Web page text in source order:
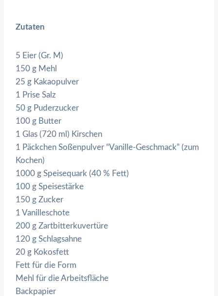
Zutaten
5 Eier (Gr. M)
150 g Mehl
25 g Kakaopulver
1 Prise Salz
50 g Puderzucker
100 g Butter
1 Glas (720 ml) Kirschen
1 Päckchen Soßenpulver “Vanille-Geschmack” (zum
Kochen)
1000 g Speisequark (40 % Fett)
100 g Speisestärke
150 g Zucker
1 Vanilleschote
200 g Zartbitterkuvertüre
120 g Schlagsahne
20 g Kokosfett
Fett für die Form
Mehl für die Arbeitsfläche
Backpapier